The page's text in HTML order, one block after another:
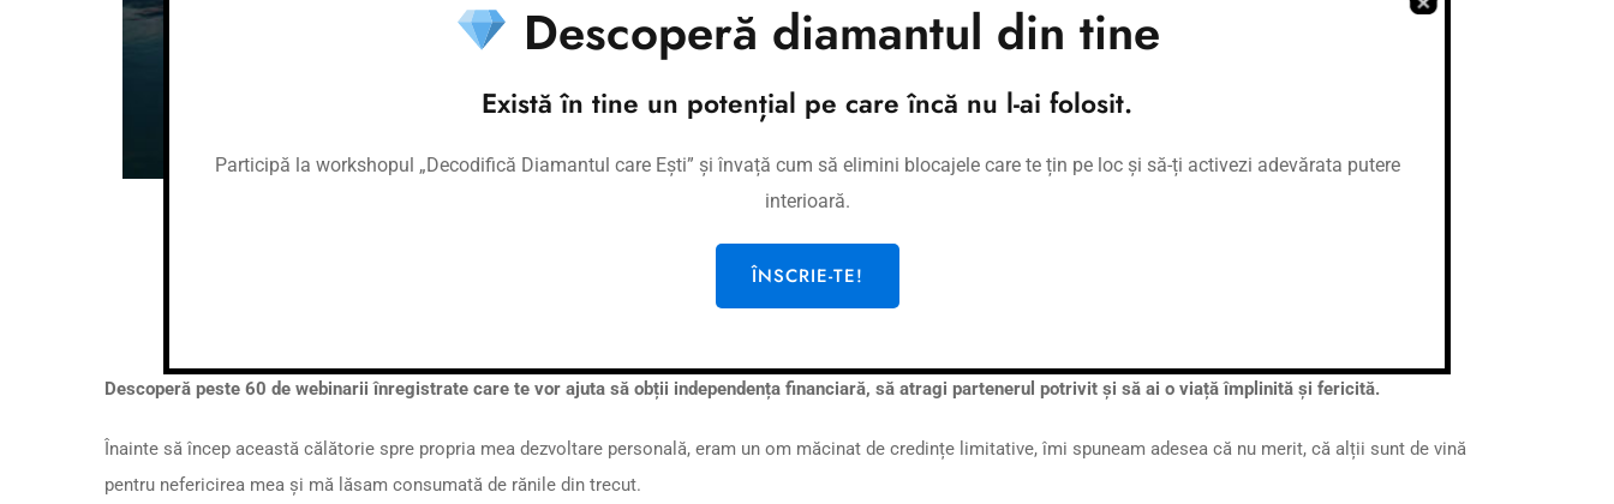
Descriere
Descoperă peste 60 de webinarii înregistrate care te vor ajuta să obții independența financiară, să atragi partenerul potrivit și să ai o viață împlinită și fericită.
Înainte să încep această călătorie spre propria mea dezvoltare personală, eram un om măcinat de credințe limitative, îmi spuneam adesea că nu merit, că alții sunt de vină
pentru nefericirea mea și mă lăsam consumată de rănile din trecut.
Descoperă diamantul din tine
Există în tine un potențial pe care încă nu l-ai folosit.
Participă la workshopul „Decodifică Diamantul care Ești” și învață cum să elimini blocajele care te țin pe loc și să-ți activezi adevărata putere
interioară.
ÎNSCRIE-TE!